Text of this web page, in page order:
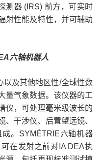
测器 (IRS) 前方，可实时
射性能及特性，并可辅助
六轴机器人
以及其他地区性/全球性数
量气象数据。该仪器的工
仪，可处理毫米级波长的
、干涉仪、后置望远镜、
。SYMÉTRIE六轴机器
在发射之前对IA DEA执